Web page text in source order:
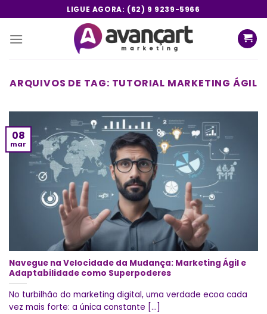
to
content
LIGUE AGORA: (62) 9 9239-5966
ARQUIVOS DE TAG: TUTORIAL MARKETING ÁGIL
Navegue na Velocidade da Mudança: Marketing Ágil e
Adaptabilidade como Superpoderes
No turbilhão do marketing digital, uma verdade ecoa cada
vez mais forte: a única constante [...]
08
mar